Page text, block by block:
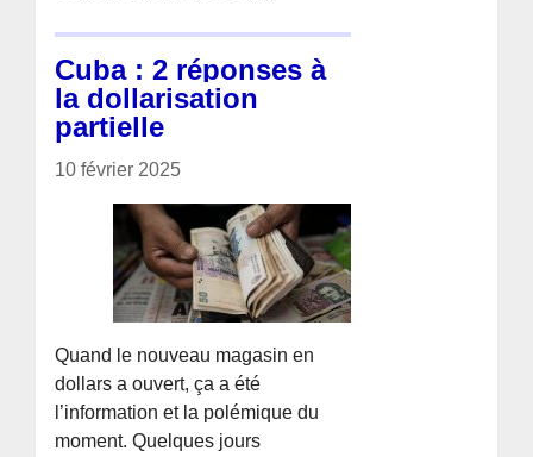
Cuba : 2 réponses à
la dollarisation
partielle
10 février 2025
Quand le nouveau magasin en
dollars a ouvert, ça a été
l’information et la polémique du
moment. Quelques jours